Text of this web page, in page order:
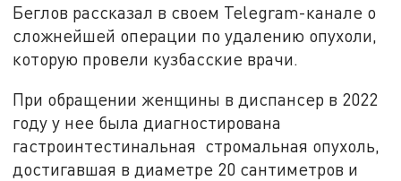
Беглов рассказал в своем Telegram-канале о
сложнейшей операции по удалению опухоли,
которую провели кузбасские врачи.
При обращении женщины в диспансер в 2022
году у нее была диагностирована
гастроинтестинальная стромальная опухоль,
достигавшая в диаметре 20 сантиметров и